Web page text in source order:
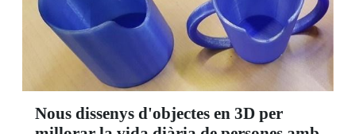
Barcelona, al costat de l’Hipercor. “No era la
primera vegada que un taxista es negava a
agafar-me. Però en aquesta ocasió concreta vam
tenir la sort de que un noi que passava en bici li
va fer una foto i amb la prova sí que van poder
presentar una denúncia”, comenta Ramón Ozalla.
Nous dissenys d'objectes en 3D per